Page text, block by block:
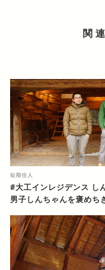
関
短期住人
#大工インレジデンス し
男子しんちゃんを褒めち